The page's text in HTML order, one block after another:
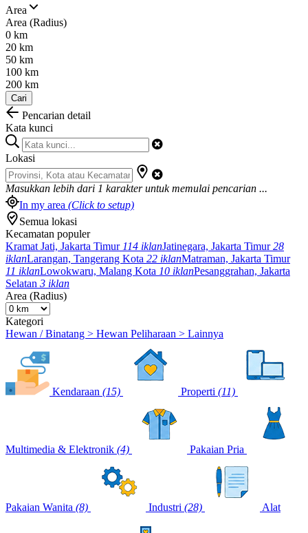
Area
Area (Radius)
0 km
20 km
50 km
100 km
200 km
Cari
Pencarian detail
Kata kunci
Lokasi
Masukkan lebih dari 1 karakter untuk memulai pencarian ...
In my area (Click to setup)
Semua lokasi
Kecamatan populer
Kramat Jati, Jakarta Timur 114 iklanJatinegara, Jakarta Timur28
iklanLarangan, Tangerang Kota 22 iklanMatraman, Jakarta Timur
11 iklanLowokwaru, Malang Kota 10 iklanPesanggrahan, Jakarta
Selatan 3 iklan
Area (Radius)
Kategori
Hewan / Binatang > Hewan Peliharaan > Lainnya
Kendaraan (15) Properti (11)
Multimedia & Elektronik (4) Pakaian Pria
Pakaian Wanita (8) Industri (28) Alat